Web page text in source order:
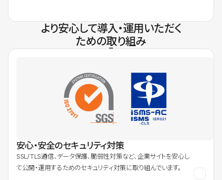
より安心して導入・運用いただく
ための取り組み
安心・安全のセキュリティ対策
SSL/TLS通信、データ保護、脆弱性対策など、企業サイトを安心し
て公開・運用するためのセキュリティ対策に取り組んでいます。